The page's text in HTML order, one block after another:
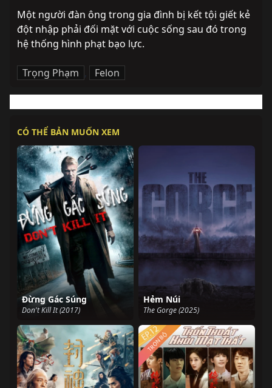
Một người đàn ông trong gia đình bị kết tội giết kẻ
đột nhập phải đối mặt với cuộc sống sau đó trong
hệ thống hình phạt bạo lực.
Trọng Phạm , Felon
CÓ THỂ BẢN MUỐN XEM
Đừng Gác Súng
Don't Kill It (2017)
Hẻm Núi
The Gorge (2025)
TRỌN BỘ